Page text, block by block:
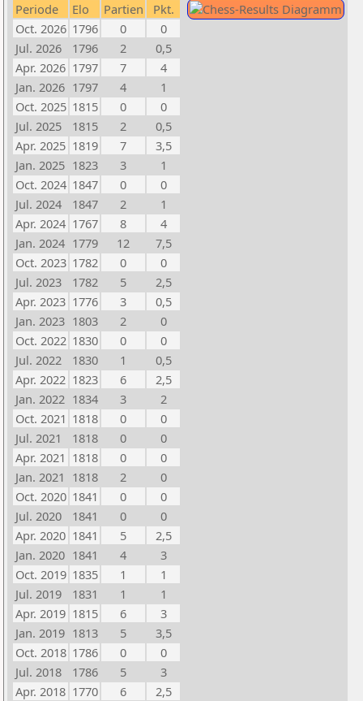
Periode Elo Partien
Pkt.
Oct. 2026 1796 0
0
Jul. 2026
1796 2
0,5
Apr. 2026 1797 7
4
Jan. 2026 1797 4
1
Oct. 2025 1815 0
0
Jul. 2025
1815 2
0,5
Apr. 2025 1819 7
3,5
Jan. 2025 1823 3
1
Oct. 2024 1847 0
0
Jul. 2024
1847 2
1
Apr. 2024 1767 8
4
Jan. 2024 1779 12
7,5
Oct. 2023 1782 0
0
Jul. 2023
1782 5
2,5
Apr. 2023 1776 3
0,5
Jan. 2023 1803 2
0
Oct. 2022 1830 0
0
Jul. 2022
1830 1
0,5
Apr. 2022 1823 6
2,5
Jan. 2022 1834 3
2
Oct. 2021 1818 0
0
Jul. 2021
1818 0
0
Apr. 2021 1818 0
0
Jan. 2021 1818 2
0
Oct. 2020 1841 0
0
Jul. 2020
1841 0
0
Apr. 2020 1841 5
2,5
Jan. 2020 1841 4
3
Oct. 2019 1835 1
1
Jul. 2019
1831 1
1
Apr. 2019 1815 6
3
Jan. 2019 1813 5
3,5
Oct. 2018 1786 0
0
Jul. 2018
1786 5
3
Apr. 2018 1770 6
2,5